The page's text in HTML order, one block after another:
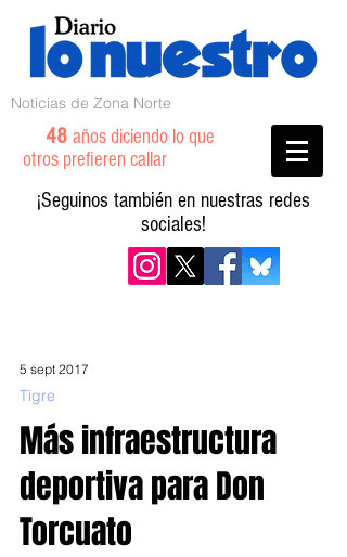
Noticias de Zona Norte
48 años diciendo lo que
otros prefieren callar
¡Seguinos también en nuestras redes
sociales!
5 sept 2017
Tigre
Más infraestructura
deportiva para Don
Torcuato